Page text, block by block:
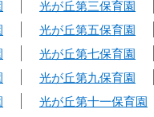
光が丘第三保育園
光が丘第五保育園
光が丘第七保育園
光が丘第九保育園
光が丘第十一保育園